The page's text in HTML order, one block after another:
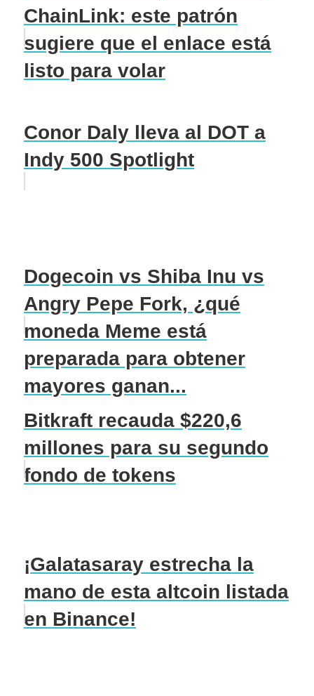
ChainLink: este patrón
sugiere que el enlace está
listo para volar
Conor Daly lleva al DOT a
Indy 500 Spotlight
Dogecoin vs Shiba Inu vs
Angry Pepe Fork, ¿qué
moneda Meme está
preparada para obtener
mayores ganan...
Bitkraft recauda $220,6
millones para su segundo
fondo de tokens
¡Galatasaray estrecha la
mano de esta altcoin listada
en Binance!